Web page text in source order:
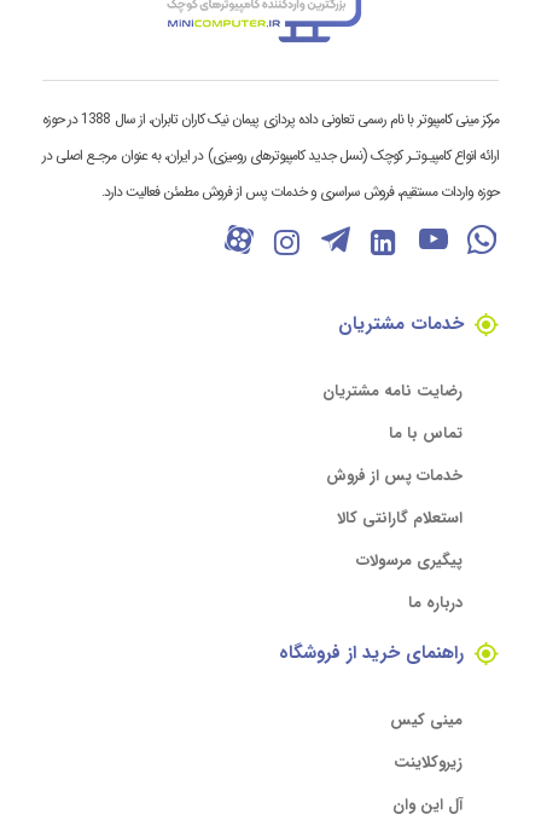
مرکز مینی کامپیوتر با نام رسمی تعاونی داده پردازی پیمان نیک کاران تابران، از سال 1388 در حوزه
ارائه انواع کامپیـوتـر کوچک (نسل جدید کامپیوترهای رومیزی) در ایران، به عنوان مرجـع اصلی در
حوزه واردات مستقیم، فروش سراسری و خدمات پس از فروش مطمئن فعالیت دارد.
خدمات مشتریان
رضایت نامه مشتریان
تماس با ما
خدمات پس از فروش
استعلام گارانتی کالا
پیگیری مرسولات
درباره ما
راهنمای خرید از فروشگاه
مینی کیس
زیروکلاینت
آل این وان